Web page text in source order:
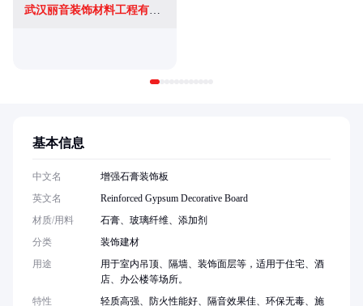
基本信息
中文名
增强石膏装饰板
英文名
Reinforced Gypsum Decorative Board
材质/用料
石膏、玻璃纤维、添加剂
分类
装饰建材
用途
用于室内吊顶、隔墙、装饰面层等，适用于住宅、酒
店、办公楼等场所。
特性
轻质高强、防火性能好、隔音效果佳、环保无毒、施